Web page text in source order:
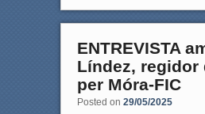
ENTREVISTA
Líndez, regidor
per Móra-FIC
Posted on 29/05/2025